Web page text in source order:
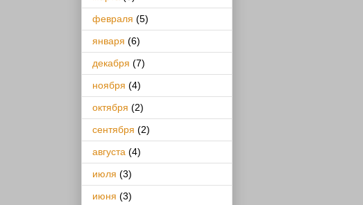
февраля (5)
января (6)
декабря (7)
ноября (4)
октября (2)
сентября (2)
августа (4)
июля (3)
июня (3)